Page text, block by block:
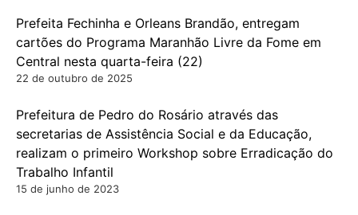
Prefeita Fechinha e Orleans Brandão, entregam
cartões do Programa Maranhão Livre da Fome em
Central nesta quarta-feira (22)
22 de outubro de 2025
Prefeitura de Pedro do Rosário através das
secretarias de Assistência Social e da Educação,
realizam o primeiro Workshop sobre Erradicação do
Trabalho Infantil
15 de junho de 2023